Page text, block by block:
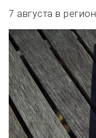
7 августа в